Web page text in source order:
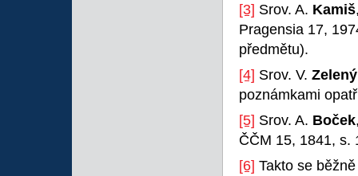
[3] Srov. A. Kamiš
Pragensia 17,
předmětu).
[4] Srov. V. Zelený
poznámkami
[5] Srov. A. Boček
ČČM 15, 1841, s.
[6] Takto se